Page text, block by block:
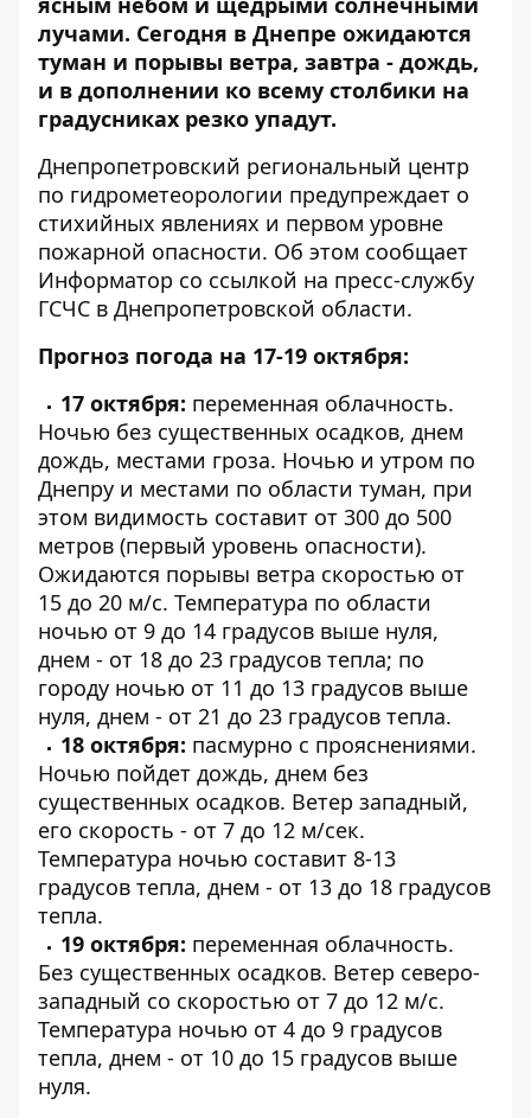
лучами. Сегодня в Днепре ожидаются
туман и порывы ветра, завтра - дождь,
и в дополнении ко всему столбики на
градусниках резко упадут.
Днепропетровский региональный центр
по гидрометеорологии предупреждает о
стихийных явлениях и первом уровне
пожарной опасности. Об этом сообщает
Информатор со ссылкой на пресс-службу
ГСЧС в Днепропетровской области.
Прогноз погода на 17-19 октября:
17 октября: переменная облачность.
Ночью без существенных осадков, днем
дождь, местами гроза. Ночью и утром по
Днепру и местами по области туман, при
этом видимость составит от 300 до 500
метров (первый уровень опасности).
Ожидаются порывы ветра скоростью от
15 до 20 м/с. Температура по области
ночью от 9 до 14 градусов выше нуля,
днем - от 18 до 23 градусов тепла; по
городу ночью от 11 до 13 градусов выше
нуля, днем - от 21 до 23 градусов тепла.
18 октября: пасмурно с прояснениями.
Ночью пойдет дождь, днем без
существенных осадков. Ветер западный,
его скорость - от 7 до 12 м/сек.
Температура ночью составит 8-13
градусов тепла, днем - от 13 до 18 градусов
тепла.
19 октября: переменная облачность.
Без существенных осадков. Ветер северо-
западный со скоростью от 7 до 12 м/с.
Температура ночью от 4 до 9 градусов
тепла, днем - от 10 до 15 градусов выше
нуля.